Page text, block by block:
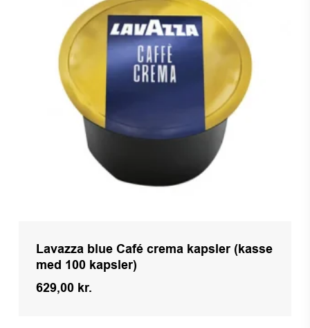
Lavazza blue Café crema kapsler (kasse
med 100 kapsler)
629,00 kr.